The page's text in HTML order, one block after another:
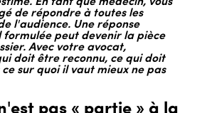
de répondre à toutes les
l'audience. Une réponse
formulée peut devenir la pièce
Avec votre avocat,
doit être reconnu, ce qui doit
sur quoi il vaut mieux ne pas